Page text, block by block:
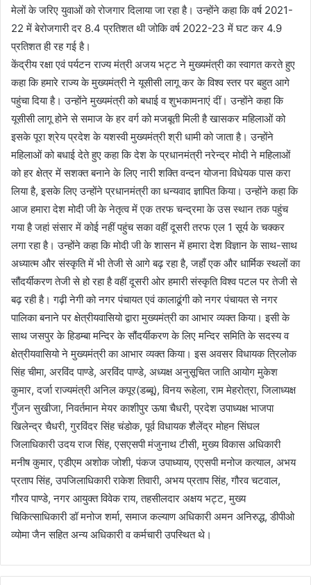
मेलों के जरिए युवाओं को रोजगार दिलाया जा रहा है। उन्होंने कहा कि वर्ष 2021-
22 में बेरोजगारी दर 8.4 प्रतिशत थी जोकि वर्ष 2022-23 में घट कर 4.9
प्रतिशत ही रह गई है।
केंद्रीय रक्षा एवं पर्यटन राज्य मंत्री अजय भट्ट ने मुख्यमंत्री का स्वागत करते हुए
कहा कि हमारे राज्य के मुख्यमंत्री ने यूसीसी लागू कर के विश्व स्तर पर बहुत आगे
पहुंचा दिया है। उन्होंने मुख्यमंत्री को बधाई व शुभकामनाएं दीं। उन्होंने कहा कि
यूसीसी लागू होने से समाज के हर वर्ग को मजबूती मिली है खासकर महिलाओं को
इसके पूरा श्रेय प्रदेश के यशस्वी मुख्यमंत्री श्री धामी को जाता है। उन्होंने
महिलाओं को बधाई देते हुए कहा कि देश के प्रधानमंत्री नरेन्द्र मोदी ने महिलाओं
को हर क्षेत्र में सशक्त बनाने के लिए नारी शक्ति वन्दन योजना विधेयक पास करा
लिया है, इसके लिए उन्होंने प्रधानमंत्री का धन्यवाद ज्ञापित किया। उन्होंने कहा कि
आज हमारा देश मोदी जी के नेतृत्व में एक तरफ चन्द्रमा के उस स्थान तक पहुंच
गया है जहां संसार में कोई नहीं पहुंच सका वहीं दूसरी तरफ एल 1 सूर्य के चक्कर
लगा रहा है। उन्होंने कहा कि मोदी जी के शासन में हमारा देश विज्ञान के साथ-साथ
अध्यात्म और संस्कृति में भी तेजी से आगे बढ़ रहा है, जहाँ एक और धार्मिक स्थलों का
सौंदर्यीकरण तेजी से हो रहा है वहीं दूसरी ओर हमारी संस्कृति विश्व पटल पर तेजी से
बढ़ रही है। गढ़ी नेगी को नगर पंचायत एवं कालाढूंगी को नगर पंचायत से नगर
पालिका बनाने पर क्षेत्रीयवासियो द्वारा मुख्यमंत्री का आभार व्यक्त किया। इसी के
साथ जसपुर के हिडम्बा मन्दिर के सौंदर्यीकरण के लिए मन्दिर समिति के सदस्य व
क्षेत्रीयवासियो ने मुख्यमंत्री का आभार व्यक्त किया। इस अवसर विधायक त्रिलोक
सिंह चीमा, अरविंद पाण्डे, अरविंद पाण्डे, अध्यक्ष अनुसूचित जाति आयोग मुकेश
कुमार, दर्जा राज्यमंत्री अनिल कपूर(डब्बू), विनय रूहेला, राम मेहरोत्रा, जिलाध्यक्ष
गुँजन सुखीजा, निवर्तमान मेयर काशीपुर ऊषा चैधरी, प्रदेश उपाध्यक्ष भाजपा
खिलेन्द्र चैधरी, गुरविंदर सिंह चंडोक, पूर्व विधायक शैलेंद्र मोहन सिंघल
जिलाधिकारी उदय राज सिंह, एसएसपी मंजुनाथ टीसी, मुख्य विकास अधिकारी
मनीष कुमार, एडीएम अशोक जोशी, पंकज उपाध्याय, एएसपी मनोज कत्याल, अभय
प्रताप सिंह, उपजिलाधिकारी राकेश तिवारी, अभय प्रताप सिंह, गौरव चटवाल,
गौरव पाण्डे, नगर आयुक्त विवेक राय, तहसीलदार अक्षय भट्ट, मुख्य
चिकित्साधिकारी डॉ मनोज शर्मा, समाज कल्याण अधिकारी अमन अनिरुद्ध, डीपीओ
व्योमा जैन सहित अन्य अधिकारी व कर्मचारी उपस्थित थे।